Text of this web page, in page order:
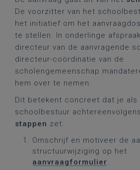
De voorzitter van het
het initiatief om het
te stellen. In onderlinge
directeur van de aanvragende
directeur-coördinatie van de
scholengemeenschap
hem over te nemen.
Dit betekent concreet dat je als
schoolbestuur
stappen zet:
Omschrijf en motiveer de
structuurwijziging op het
aanvraagformulier.